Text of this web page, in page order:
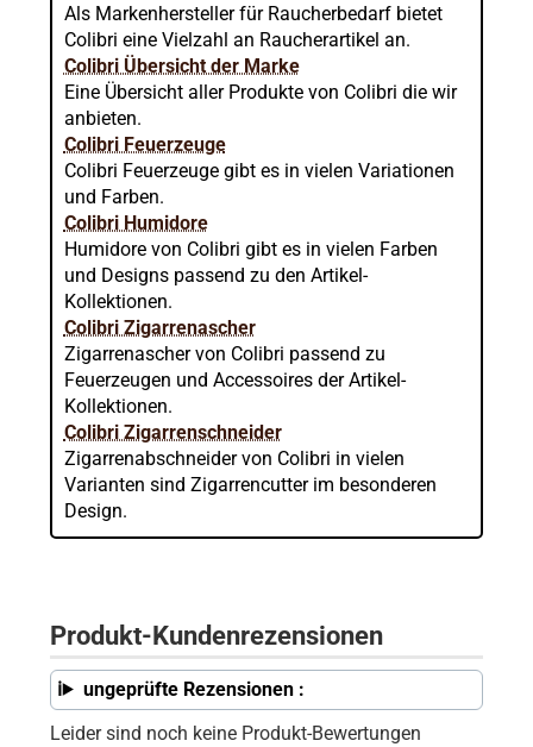
Als Markenhersteller für Raucherbedarf bietet
Colibri eine Vielzahl an Raucherartikel an.
Colibri Übersicht der Marke
Eine Übersicht aller Produkte von Colibri die wir
anbieten.
Colibri Feuerzeuge
Colibri Feuerzeuge gibt es in vielen Variationen
und Farben.
Colibri Humidore
Humidore von Colibri gibt es in vielen Farben
und Designs passend zu den Artikel-
Kollektionen.
Colibri Zigarrenascher
Zigarrenascher von Colibri passend zu
Feuerzeugen und Accessoires der Artikel-
Kollektionen.
Colibri Zigarrenschneider
Zigarrenabschneider von Colibri in vielen
Varianten sind Zigarrencutter im besonderen
Design.
Produkt-Kundenrezensionen
ungeprüfte Rezensionen :
Leider sind noch keine Produkt-Bewertungen